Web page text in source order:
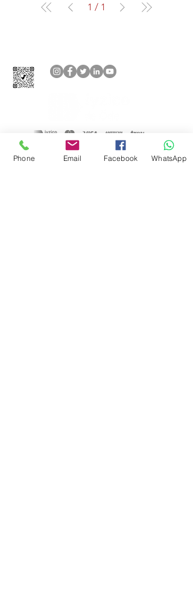
1 / 1
Aşağıdaki ödeme yöntemlerini
kabul ediyoruz
Phone Email Facebook WhatsApp